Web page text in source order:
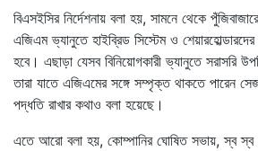
বিএসইসির নির্দেশনায় বলা হয়, সামনে থেকে
এজিএম ভ্যানুতে হাইব্রিড সিস্টেম ও
হবে। এছাড়া যেসব বিনিয়োগকারী ভ্যানুতে সরাসরি
তারা যাতে এজিএমের সঙ্গে সম্পৃক্ত থাকতে পারেন
পদ্ধতি রাখার কথাও বলা হয়েছে।
এতে আরো বলা হয়, কোম্পানির ঘোষিত সভায়, স্ব স্ব